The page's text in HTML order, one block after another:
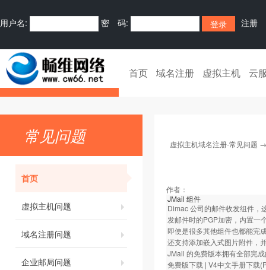
用户名: 密 码: 注册
首页 域名注册 虚拟主机 云
常见问题
首页
虚拟主机问题
域名注册问题
企业邮局问题
虚拟主机域名注册-常见问题
作者：
JMail 组件
Dimac 公司的邮件收发组件，
发邮件时的PGP加密，内置一
即使是很多其他组件也都能完
还支持添加嵌入式图片附件，
JMail 的免费版本拥有全部完
免费版下载 | V4中文手册下载